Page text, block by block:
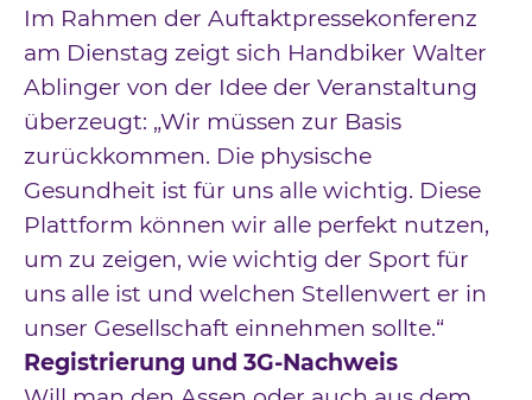
Im Rahmen der Auftaktpressekonferenz
am Dienstag zeigt sich Handbiker Walter
Ablinger von der Idee der Veranstaltung
überzeugt: „Wir müssen zur Basis
zurückkommen. Die physische
Gesundheit ist für uns alle wichtig. Diese
Plattform können wir alle perfekt nutzen,
um zu zeigen, wie wichtig der Sport für
uns alle ist und welchen Stellenwert er in
unser Gesellschaft einnehmen sollte.“
Registrierung und 3G-Nachweis